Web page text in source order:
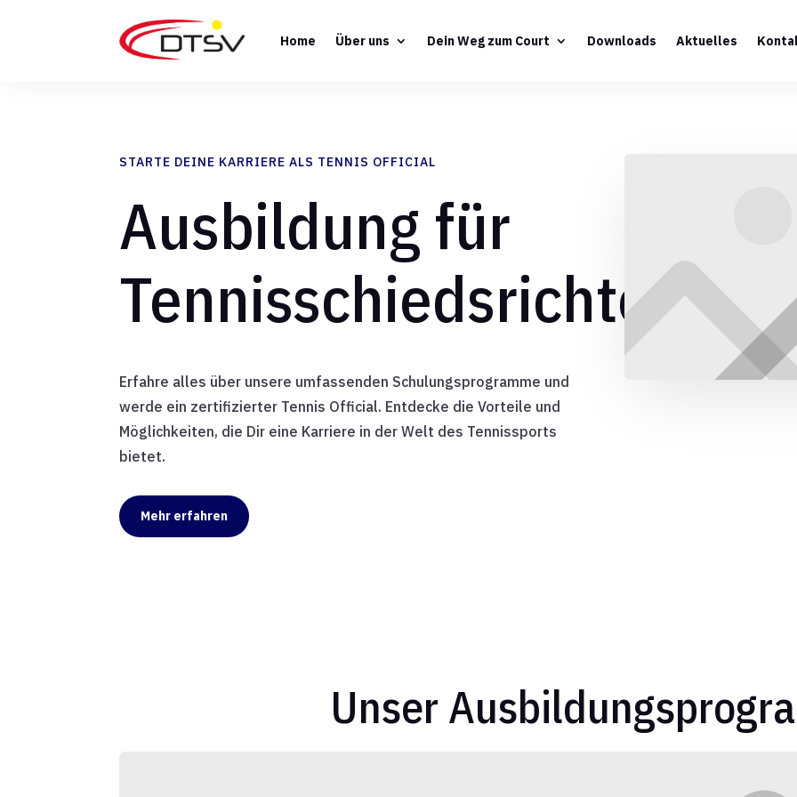
Home Über uns Dein Weg zum Court Downloads Aktuelles
STARTE DEINE KARRIERE ALS TENNIS OFFICIAL
Ausbildung für
Tennisschiedsrichter
Erfahre alles über unsere umfassenden Schulungsprogramme und
werde ein zertifizierter Tennis Official. Entdecke die Vorteile und
Möglichkeiten, die Dir eine Karriere in der Welt des Tennissports
bietet.
Mehr erfahren
Unser